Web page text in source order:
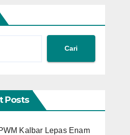
Cari
Posts
Kalbar Lepas Enam